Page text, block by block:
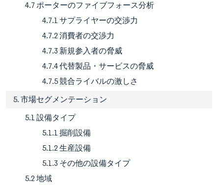
4.7 ポーターのファイブフォース分析
4.7.1 サプライヤーの交渉力
4.7.2 消費者の交渉力
4.7.3 新規参入者の脅威
4.7.4 代替製品・サービスの脅威
4.7.5 競合ライバルの激しさ
5. 市場セグメンテーション
5.1 設備タイプ
5.1.1 掘削設備
5.1.2 生産設備
5.1.3 その他の設備タイプ
5.2 地域